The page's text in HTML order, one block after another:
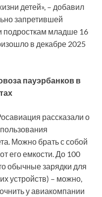
детей», – добавил
запретившей
подросткам младше 16
в декабре 2025
пауэрбанков в
рассказали о
Можно брать с собой
его емкости. До 100
обычные зарядки для
устройств) – можно,
у авиакомпании